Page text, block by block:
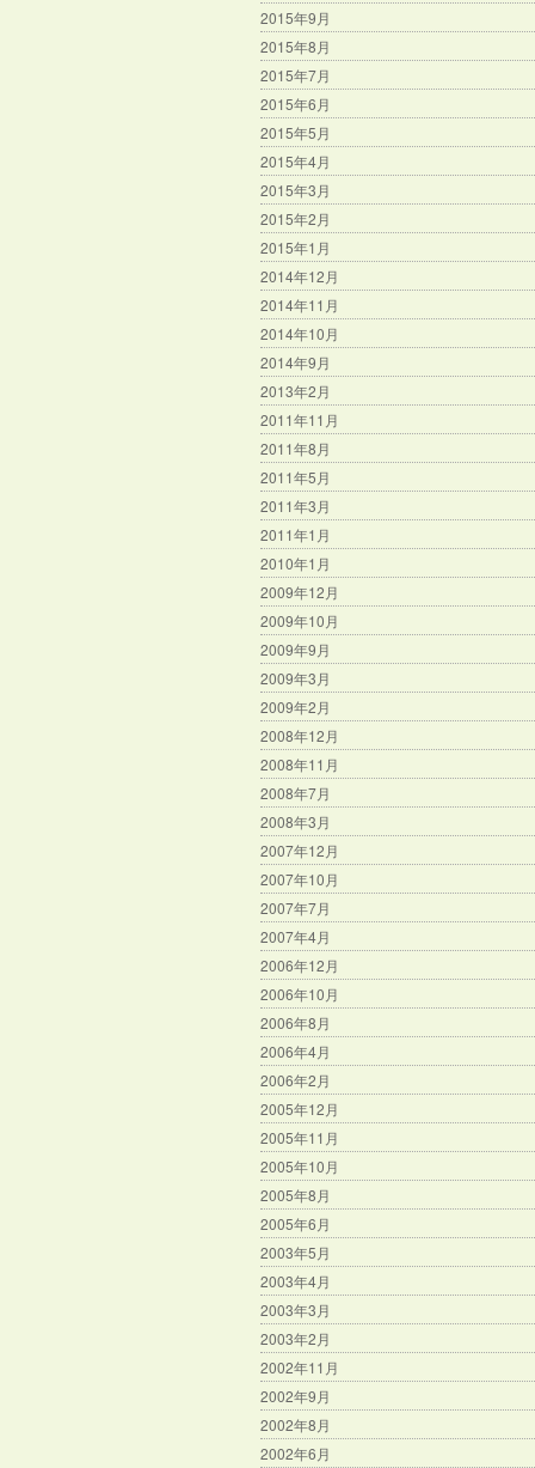
2015年9月
2015年8月
2015年7月
2015年6月
2015年5月
2015年4月
2015年3月
2015年2月
2015年1月
2014年12月
2014年11月
2014年10月
2014年9月
2013年2月
2011年11月
2011年8月
2011年5月
2011年3月
2011年1月
2010年1月
2009年12月
2009年10月
2009年9月
2009年3月
2009年2月
2008年12月
2008年11月
2008年7月
2008年3月
2007年12月
2007年10月
2007年7月
2007年4月
2006年12月
2006年10月
2006年8月
2006年4月
2006年2月
2005年12月
2005年11月
2005年10月
2005年8月
2005年6月
2003年5月
2003年4月
2003年3月
2003年2月
2002年11月
2002年9月
2002年8月
2002年6月